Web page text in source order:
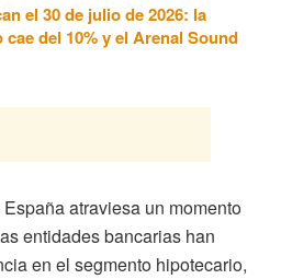
el 30 de julio de 2026: la
del 10% y el Arenal Sound
atraviesa un momento
entidades bancarias han
en el segmento hipotecario,